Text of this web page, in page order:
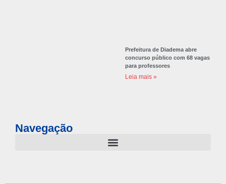
Prefeitura de Diadema abre
concurso público com 68 vagas
para professores
Leia mais »
Navegação